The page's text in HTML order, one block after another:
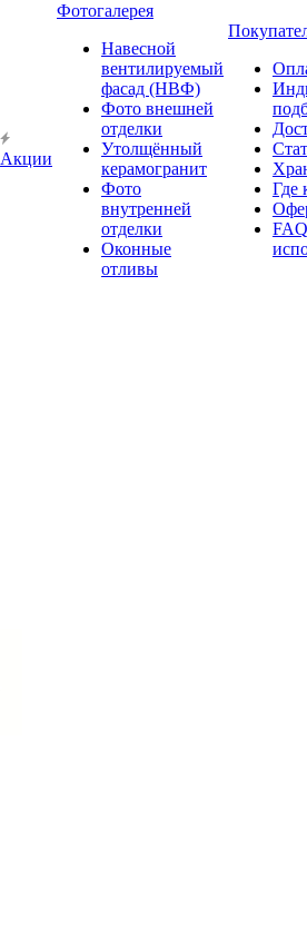
Акции
Фотогалерея
Навесной
вентилируемый
фасад (НВФ)
Фото внешней
отделки
Утолщённый
керамогранит
Фото
внутренней
отделки
Оконные
отливы
Где